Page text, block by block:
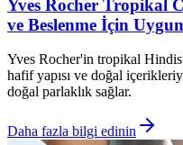
Yves Rocher Tropikal
ve Beslenme İçin
Yves Rocher'in tropikal
hafif yapısı ve doğal
doğal parlaklık sağlar.
Daha fazla bilgi edinin